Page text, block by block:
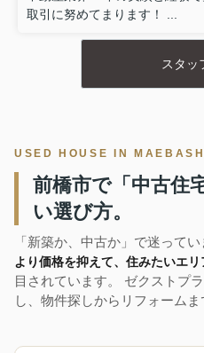
取引に努めてまります！ ...
スタッ
USED HOUSE IN MAEBASHI
前橋市で「中古住
い選び方。
「新築か、中古か」で迷って
より価格を抑えて、住みたいエ
目されています。 ゼクストプ
し、物件探しからリフォームま